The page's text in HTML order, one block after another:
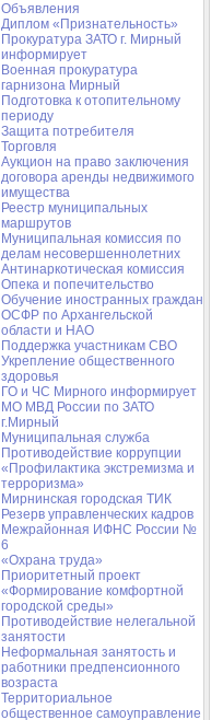
Объявления
Диплом «Признательность»
Прокуратура ЗАТО г. Мирный
информирует
Военная прокуратура
гарнизона Мирный
Подготовка к отопительному
периоду
Защита потребителя
Торговля
Аукцион на право заключения
договора аренды недвижимого
имущества
Реестр муниципальных
маршрутов
Муниципальная комиссия по
делам несовершеннолетних
Антинаркотическая комиссия
Опека и попечительство
Обучение иностранных граждан
ОСФР по Архангельской
области и НАО
Поддержка участникам СВО
Укрепление общественного
здоровья
ГО и ЧС Мирного информирует
МО МВД России по ЗАТО
г.Мирный
Муниципальная cлужба
Противодействие коррупции
«Профилактика экстремизма и
терроризма»
Мирнинская городская ТИК
Резерв управленческих кадров
Межрайонная ИФНС России №
6
«Охрана труда»
Приоритетный проект
«Формирование комфортной
городской среды»
Противодействие нелегальной
занятости
Неформальная занятость и
работники предпенсионного
возраста
Территориальное
общественное самоуправление